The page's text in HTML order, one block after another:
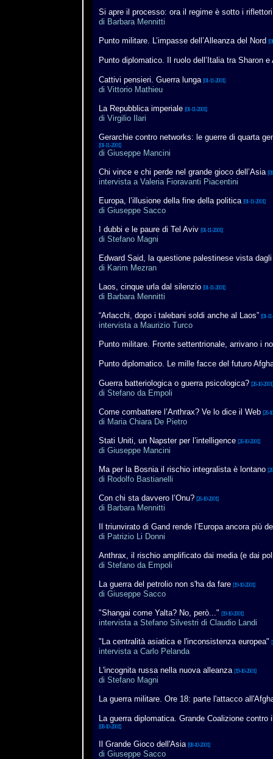
Si apre il processo: ora il regime è sotto i riflettori
di Barbara Mennitti
Punto militare. L’impasse dell’Alleanza del Nord
Punto diplomatico. Il ruolo dell’Italia tra Sharon e
Cattivi pensieri. Guerra lunga [01-11-2001]
di Vittorio Mathieu
La Repubblica imperiale [01-11-2001]
di Virgilio Ilari
Gerarchie contro networks: le guerre di quarta
[01-11-2001]
di Giuseppe Mancini
Chi vince e chi perde nel grande gioco dell’Asia
intervista a Valeria Fioravanti Piacentini
Europa, l’illusione della fine della politica [01-11-2001]
di Giuseppe Sacco
I dubbi e le paure di Tel Aviv [01-11-2001]
di Stefano Magni
Edward Said, la questione palestinese vista
di Karim Mezran
Laos, cinque urla dal silenzio [01-11-2001]
di Barbara Mennitti
“Arlacchi, dopo i talebani soldi anche al Laos” [01-
intervista a Maurizio Turco
Punto militare. Fronte settentrionale, arrivano i
Punto diplomatico. Le mille facce del futuro
Guerra batteriologica o guerra psicologica? [26-10-2001]
di Stefano da Empoli
Come combattere l’Anthrax? Ve lo dice il Web [26-
di Maria Chiara De Pietro
Stati Uniti, un Napster per l’intelligence [26-10-2001]
di Giuseppe Mancini
Ma per la Bosnia il rischio integralista è lontano
di Rodolfo Bastianelli
Con chi sta davvero l’Onu? [26-10-2001]
di Barbara Mennitti
Il triunvirato di Gand rende l’Europa ancora più
di Patrizio Li Donni
Anthrax, il rischio amplificato dai media (e dai
di Stefano da Empoli
La guerra del petrolio non s'ha da fare [19-10-2001]
di Giuseppe Sacco
"Shangai come Yalta? No, però..." [19-10-2001]
intervista a Stefano Silvestri di Claudio Landi
"La centralità asiatica e l'inconsistenza europea"
intervista a Carlo Pelanda
L'incognita russa nella nuova alleanza [19-10-2001]
di Stefano Magni
La guerra militare. Ore 18: parte l'attacco
La guerra diplomatica. Grande Coalizione contro
[08-10-2001]
Il Grande Gioco dell'Asia [08-10-2001]
di Giuseppe Sacco